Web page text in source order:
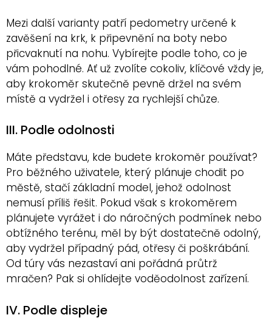
Mezi další varianty patří pedometry určené k
zavěšení na krk, k připevnění na boty nebo
přicvaknutí na nohu. Vybírejte podle toho, co je
vám pohodlné. Ať už zvolíte cokoliv, klíčové vždy je,
aby krokoměr skutečně pevně držel na svém
místě a vydržel i otřesy za rychlejší chůze.
III. Podle odolnosti
Máte představu, kde budete krokoměr používat?
Pro běžného uživatele, který plánuje chodit po
městě, stačí základní model, jehož odolnost
nemusí příliš řešit. Pokud však s krokoměrem
plánujete vyrážet i do náročných podmínek nebo
obtížného terénu, měl by být dostatečně odolný,
aby vydržel případný pád, otřesy či poškrábání.
Od túry vás nezastaví ani pořádná průtrž
mračen? Pak si ohlídejte voděodolnost zařízení.
IV. Podle displeje